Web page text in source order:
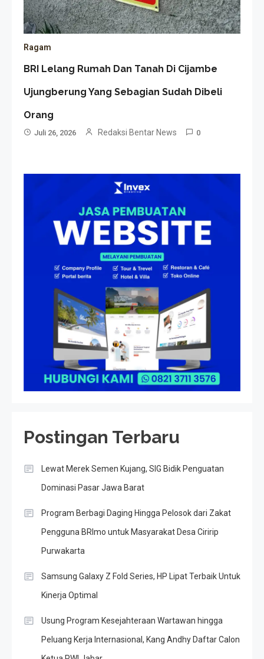
Ragam
BRI Lelang Rumah Dan Tanah Di Cijambe
Ujungberung Yang Sebagian Sudah Dibeli
Orang
Juli 26, 2026 Redaksi Bentar News 0
Postingan Terbaru
Lewat Merek Semen Kujang, SIG Bidik Penguatan
Dominasi Pasar Jawa Barat
Program Berbagi Daging Hingga Pelosok dari Zakat
Pengguna BRImo untuk Masyarakat Desa Ciririp
Purwakarta
Samsung Galaxy Z Fold Series, HP Lipat Terbaik Untuk
Kinerja Optimal
Usung Program Kesejahteraan Wartawan hingga
Peluang Kerja Internasional, Kang Andhy Daftar Calon